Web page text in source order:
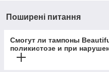
Поширені питання
Смогут ли тампоны
поликистозе и при